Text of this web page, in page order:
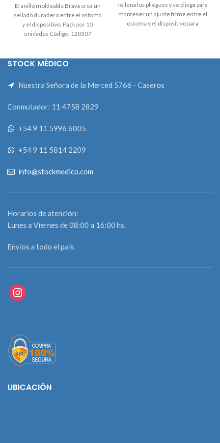
El anillo moldeable Brava crea un
sellado duradero entre el ostoma
y el dispositivo. Pack por 10
unidades Código: 120307
rellena los pliegues y se pliega para
mantener un ajuste firme entre el
ostoma y el dispositivo para
STOCK MÉDICO
Nuestra Señora de la Merced 5766 - Caseros
Conmutador: 11 4758 2829
+54 9 11 5996 6005
+54 9 11 5814 2209
info@stockmedico.com
Horarios de atención:
Lunes a Viernes de 08:00 a 16:00 hs.
Envíos a todo el país
instagram
UBICACIÓN